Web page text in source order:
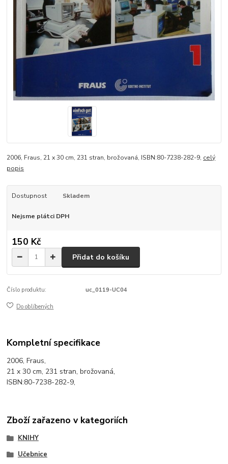
2006, Fraus, 21 x 30 cm, 231 stran, brožovaná, ISBN:80-7238-282-9, celý
popis
Dostupnost Skladem
Nejsme plátci DPH
150 Kč
Přidat do košíku
Číslo produktu: uc_0119-UC04
Do oblíbených
Kompletní specifikace
2006, Fraus,
21 x 30 cm, 231 stran, brožovaná,
ISBN:80-7238-282-9,
Zboží zařazeno v kategoriích
KNIHY
Učebnice